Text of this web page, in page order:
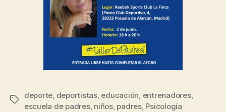
deporte, deportistas, educación, entrenadores,
escuela de padres, niños, padres, Psicología